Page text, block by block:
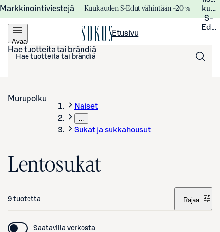
Markkinointiviestejä Kuukauden S-Edut vähintään –20 %
S-
Avaa
valikko
Etusivu
Hae tuotteita tai brändiä
Murupolku
Naiset
…
Sukat ja sukkahousut
Lentosukat
9 tuotetta Rajaa
Saatavilla verkosta